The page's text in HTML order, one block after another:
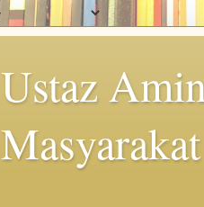
Ustaz